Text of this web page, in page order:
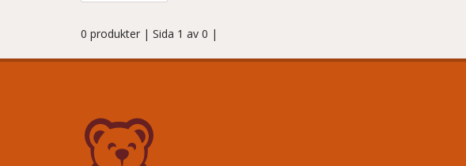
0 produkter | Sida 1 av 0 |